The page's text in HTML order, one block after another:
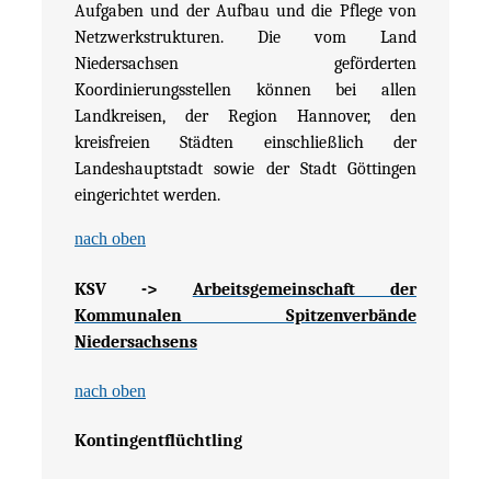
Aufgaben und der Aufbau und die Pflege von
Netzwerkstrukturen. Die vom Land
Niedersachsen geförderten
Koordinierungsstellen können bei allen
Landkreisen, der Region Hannover, den
kreisfreien Städten einschließlich der
Landeshauptstadt sowie der Stadt Göttingen
eingerichtet werden.
nach oben
KSV -> Arbeitsgemeinschaft der
Kommunalen Spitzenverbände
Niedersachsens
nach oben
Kontingentflüchtling